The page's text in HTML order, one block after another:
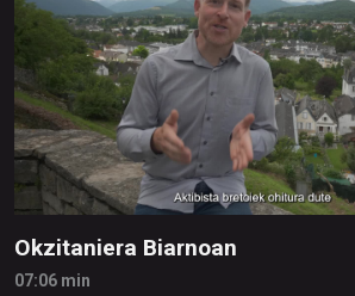
Okzitaniera Biarnoan
07:06 min